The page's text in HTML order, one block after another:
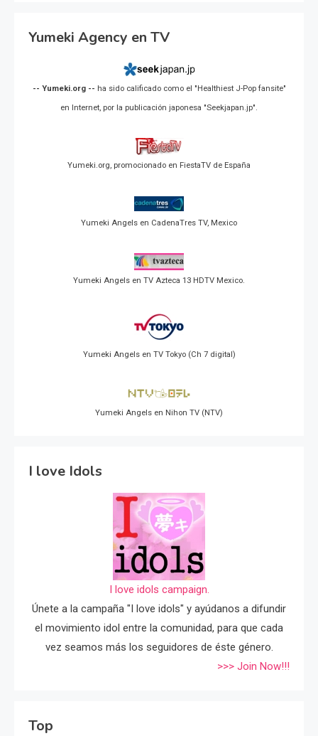
Yumeki Agency en TV
-- Yumeki.org -- ha sido calificado como el "Healthiest J-Pop fansite"
en Internet, por la publicación japonesa "Seekjapan.jp".
Yumeki.org, promocionado en FiestaTV de España
Yumeki Angels en CadenaTres TV, Mexico
Yumeki Angels en TV Azteca 13 HDTV Mexico.
Yumeki Angels en TV Tokyo (Ch 7 digital)
Yumeki Angels en Nihon TV (NTV)
I love Idols
I love idols campaign.
Únete a la campaña "I love idols" y ayúdanos a difundir
el movimiento idol entre la comunidad, para que cada
vez seamos más los seguidores de éste género.
>>> Join Now!!!
Top